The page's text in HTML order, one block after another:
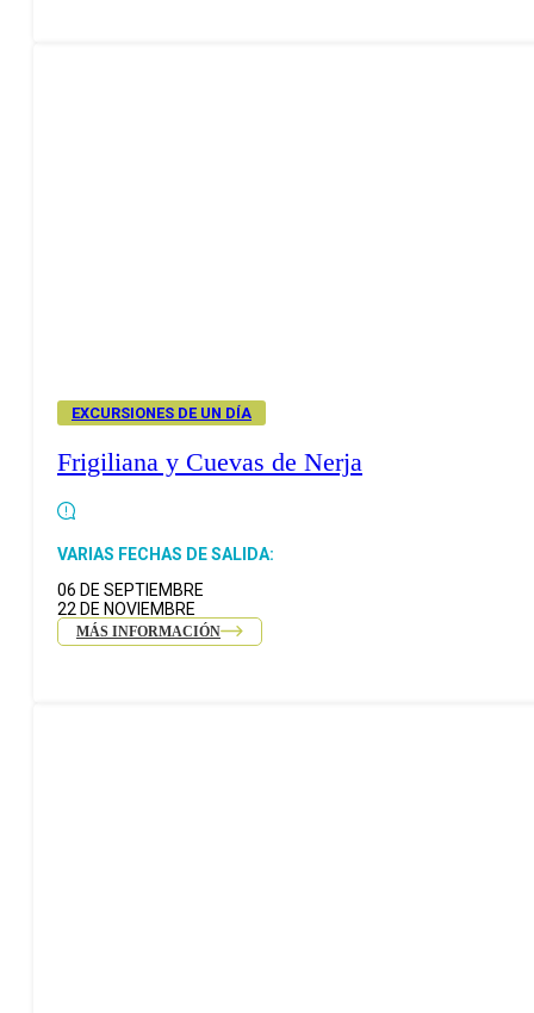
EXCURSIONES DE UN DÍA
Frigiliana y Cuevas de Nerja
VARIAS FECHAS DE SALIDA:
06 DE SEPTIEMBRE
22 DE NOVIEMBRE
MÁS INFORMACIÓN